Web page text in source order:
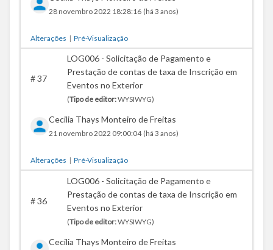
28 novembro 2022 18:28:16 (há 3 anos)
Alterações | Pré-Visualização
#37
LOG006 - Solicitação de Pagamento e
Prestação de contas de taxa de Inscrição em
Eventos no Exterior
(Tipo de editor:WYSIWYG)
Cecilia Thays Monteiro de Freitas
21 novembro 2022 09:00:04 (há 3 anos)
Alterações | Pré-Visualização
#36
LOG006 - Solicitação de Pagamento e
Prestação de contas de taxa de Inscrição em
Eventos no Exterior
(Tipo de editor:WYSIWYG)
Cecilia Thays Monteiro de Freitas